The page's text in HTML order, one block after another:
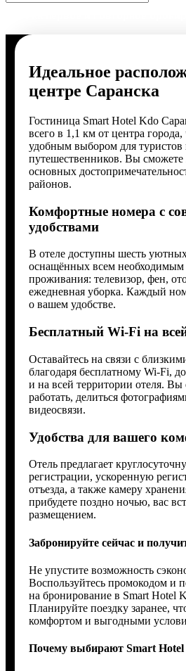
Идеальное
центре Саранска
Гостиница Smart Hotel Kdo
всего в 1,1 км от центра города,
удобным выбором для туристов
путешественников. Вы сможете
основных
районов.
Комфортные номера с
удобствами
В отеле доступны шесть
оснащённых всем необходимым
проживания: телевизор, фен,
ежедневная уборка. Каждый
о вашем удобстве.
Бесплатный Wi-Fi на
Оставайтесь на связи с
благодаря бесплатному Wi-Fi,
и на всей территории отеля. Вы
работать, делиться
видеосвязи.
Удобства для вашего
Отель предлагает
регистрации, ускоренную
отъезда, а также камеру
прибудете поздно ночью, вас
размещением.
Забронируйте сейчас и
Не упустите возможность
Воспользуйтесь промокодом и
на бронирование в Smart Hotel
Планируйте поездку заранее,
комфортом и выгодными
Почему выбирают Smart Hotel